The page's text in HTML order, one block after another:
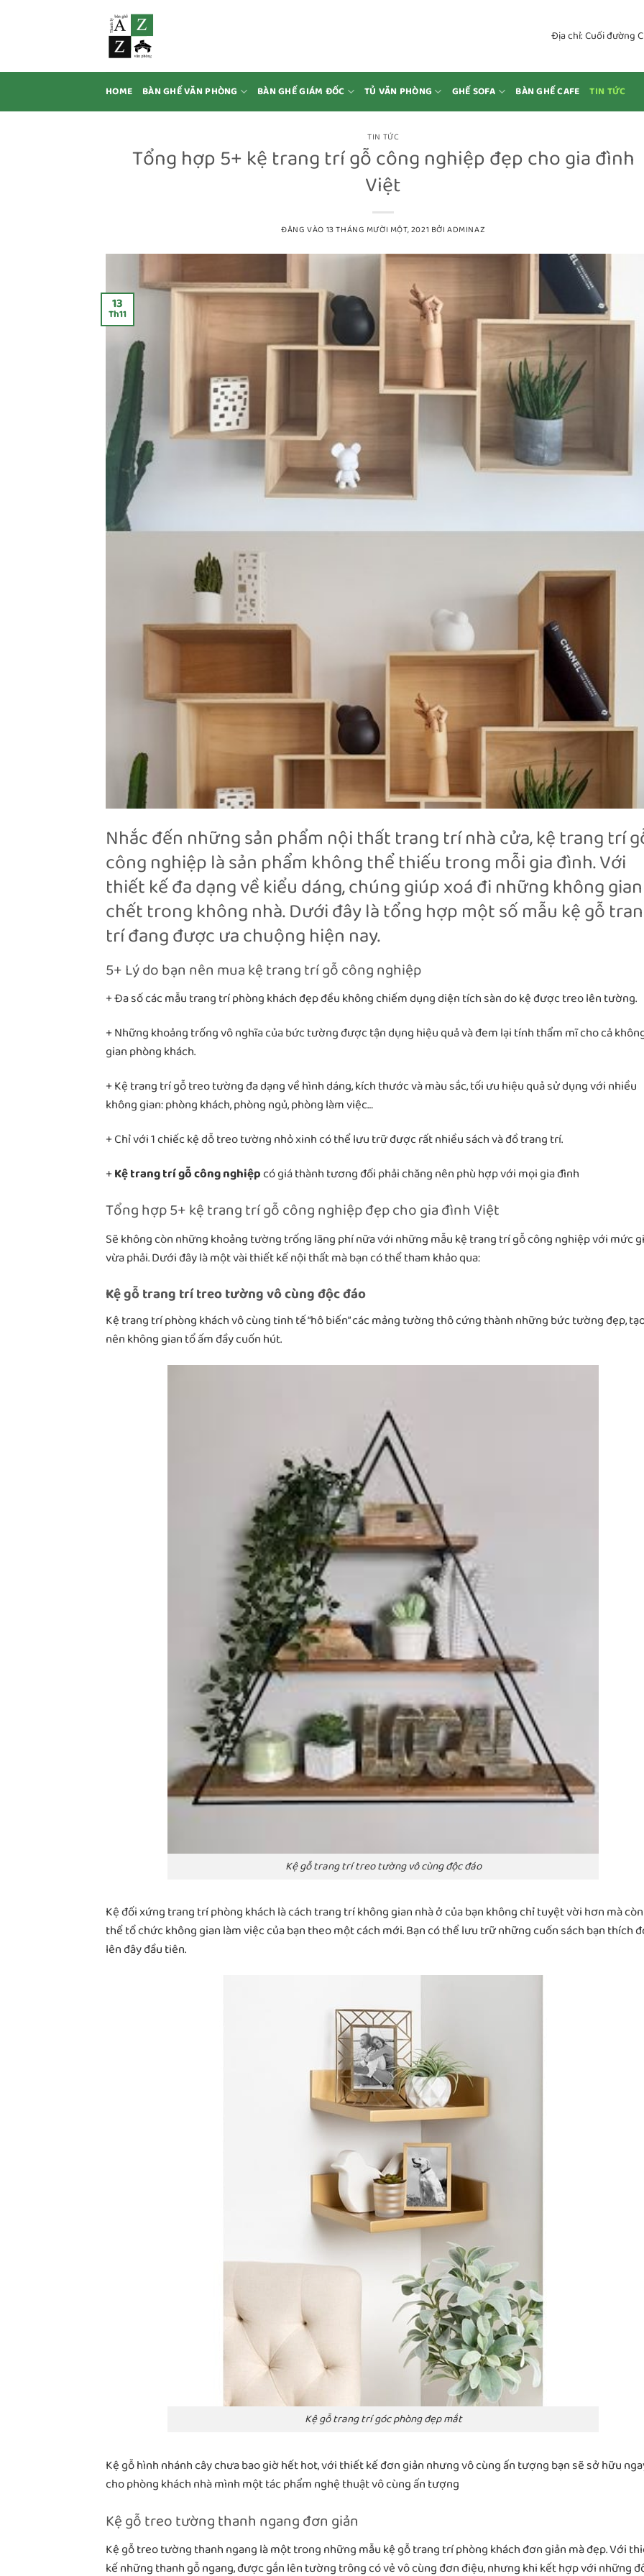
Địa chỉ: Cuối đường
HOME BÀN GHẾ VĂN PHÒNG BÀN GHẾ GIÁM ĐỐC TỦ VĂN PHÒNG GHẾ SOFA BÀN GHẾ CAFE TIN TỨC
TIN TỨC
Tổng hợp 5+ kệ trang trí gỗ công nghiệp đẹp cho gia đình
Việt
ĐĂNG VÀO 13 THÁNG MƯỜI MỘT, 2021 BỞIADMINAZ
13
Th11
Nhắc đến những sản phẩm nội thất trang trí nhà cửa, kệ trang trí
công nghiệp là sản phẩm không thể thiếu trong mỗi gia đình. Với
thiết kế đa dạng về kiểu dáng, chúng giúp xoá đi những không gian
chết trong không nhà. Dưới đây là tổng hợp một số mẫu kệ gỗ
trí đang được ưa chuộng hiện nay.
5+ Lý do bạn nên mua kệ trang trí gỗ công nghiệp
+ Đa số các mẫu trang trí phòng khách đẹp đều không chiếm dụng diện tích sàn do kệ được treo lên tường.
+ Những khoảng trống vô nghĩa của bức tường được tận dụng hiệu quả và đem lại tính thẩm mĩ cho cả
gian phòng khách.
+ Kệ trang trí gỗ treo tường đa dạng về hình dáng, kích thước và màu sắc, tối ưu hiệu quả sử dụng với nhiều
không gian: phòng khách, phòng ngủ, phòng làm việc…
+ Chỉ với 1 chiếc kệ dỗ treo tường nhỏ xinh có thể lưu trữ được rất nhiều sách và đồ trang trí.
+Kệ trang trí gỗ công nghiệpcó giá thành tương đối phải chăng nên phù hợp với mọi gia đình
Tổng hợp 5+ kệ trang trí gỗ công nghiệp đẹp cho gia đình Việt
Sẽ không còn những khoảng tường trống lãng phí nữa với những mẫu kệ trang trí gỗ công nghiệp với mức
vừa phải. Dưới đây là một vài thiết kế nội thất mà bạn có thể tham khảo qua:
Kệ gỗ trang trí treo tường vô cùng độc đáo
Kệ trang trí phòng khách vô cùng tinh tế “hô biến” các mảng tường thô cứng thành những bức tường đẹp,
nên không gian tổ ấm đầy cuốn hút.
Kệ gỗ trang trí treo tường vô cùng độc đáo
Kệ đối xứng trang trí phòng khách là cách trang trí không gian nhà ở của bạn không chỉ tuyệt vời hơn mà
thể tổ chức không gian làm việc của bạn theo một cách mới. Bạn có thể lưu trữ những cuốn sách bạn thích
lên đây đầu tiên.
Kệ gỗ trang trí góc phòng đẹp mắt
Kệ gỗ hình nhánh cây chưa bao giờ hết hot, với thiết kế đơn giản nhưng vô cùng ấn tượng bạn sẽ sở hữu
cho phòng khách nhà mình một tác phẩm nghệ thuật vô cùng ấn tượng
Kệ gỗ treo tường thanh ngang đơn giản
Kệ gỗ treo tường thanh ngang là một trong những mẫu kệ gỗ trang trí phòng khách đơn giản mà đẹp. Với
kế những thanh gỗ ngang, được gắn lên tường trông có vẻ vô cùng đơn điệu, nhưng khi kết hợp với những